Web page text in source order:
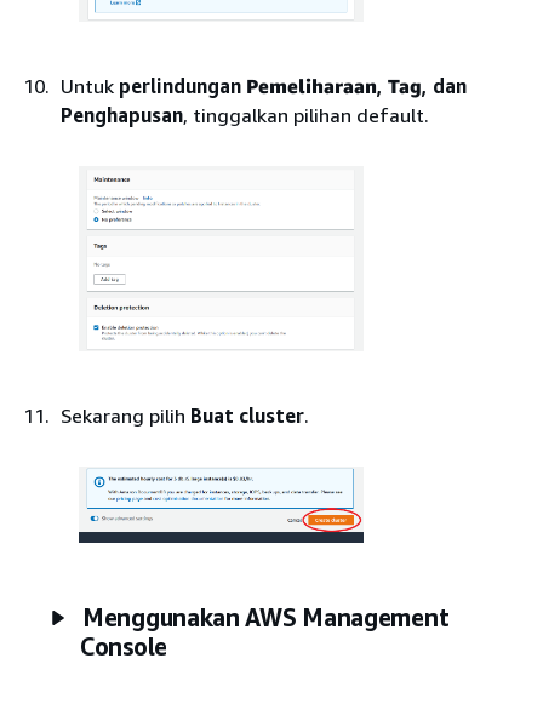
Untuk perlindungan Pemeliharaan, Tag, dan
Penghapusan, tinggalkan pilihan default.
Sekarang pilih Buat cluster.
Menggunakan AWS Management
Console